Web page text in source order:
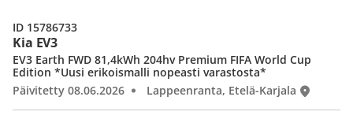
Kia EV3
EV3 Earth FWD 81,4kWh 204hv Premium FIFA World Cup
Edition *Uusi erikoismalli nopeasti varastosta*
Päivitetty 08.06.2026
Lappeenranta, Etelä-Karjala
ID 15786733